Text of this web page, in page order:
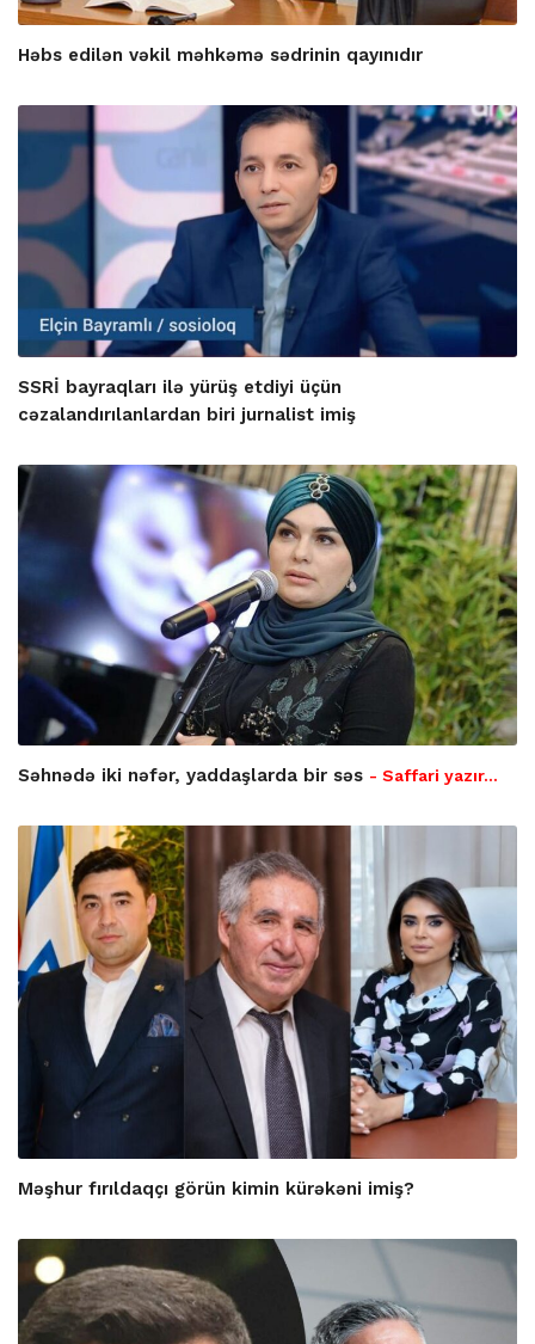
Həbs edilən vəkil məhkəmə sədrinin qayınıdır
SSRİ bayraqları ilə yürüş etdiyi üçün
cəzalandırılanlardan biri jurnalist imiş
Səhnədə iki nəfər, yaddaşlarda bir səs - Saffari yazır…
Məşhur fırıldaqçı görün kimin kürəkəni imiş?